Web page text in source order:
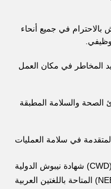
في جميع أنحاء
المخاطر في مكان العمل
الصحة والسلامة المطبقة
في سلامة العمليات
تقدم شركة كاريزما لتطوير القوى العاملة (CWD) شهادة نيبوش الدولية
العامة في الصحة والسلامة المهنية (NEBOSH) المتاحة باللغتين العربية